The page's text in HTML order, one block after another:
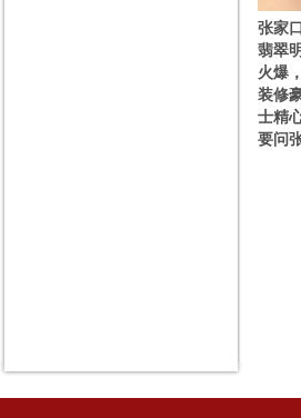
张家
翡翠
火爆
装修
士精
要问